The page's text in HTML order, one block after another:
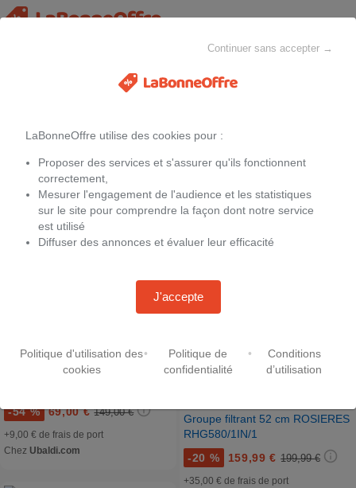
Promotions surHottes
Hotte décorative 60 cm
399,99 €
-54 % 69,00 € 149,00 €
+9,00 € de frais de port
Chez Ubaldi.com
-35 %
Groupe filtrant 52 cm ROSIERES
RHG580/1IN/1
-20 % 159,99 € 199,99 €
+35,00 € de frais de port
Continuer sans accepter →
LaBonneOffre utilise des cookies pour :
Proposer des services et s'assurer qu'ils fonctionnent
correctement,
Mesurer l'engagement de l'audience et les statistiques
sur le site pour comprendre la façon dont notre service
est utilisé
Diffuser des annonces et évaluer leur efficacité
J'accepte
Politique d'utilisation des
cookies
•
Politique de
confidentialité
•
Conditions
d’utilisation